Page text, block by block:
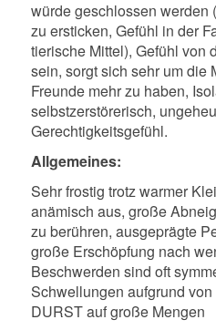
würde geschlossen werden
zu ersticken, Gefühl in der
tierische Mittel), Gefühl von
sein, sorgt sich sehr um die
Freunde mehr zu haben,
selbstzerstörerisch,
Gerechtigkeitsgefühl.
Allgemeines:
Sehr frostig trotz warmer
anämisch aus, große
zu berühren, ausgeprägte
große Erschöpfung nach
Beschwerden sind oft
Schwellungen aufgrund
DURST auf große Mengen